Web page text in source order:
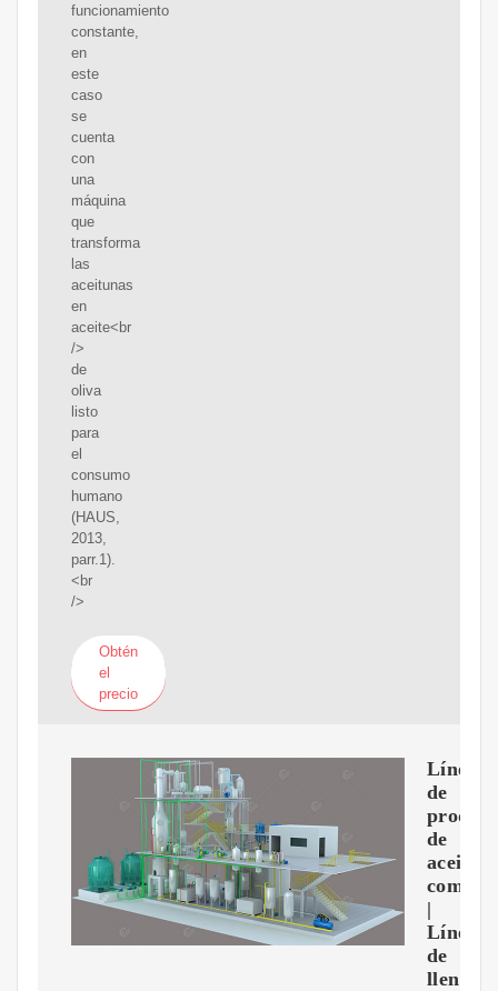
funcionamiento
constante,
en
este
caso
se
cuenta
con
una
máquina
que
transforma
las
aceitunas
en
aceite<br
/>
de
oliva
listo
para
el
consumo
humano
(HAUS,
2013,
parr.1).
<br
/>
Obtén
el
precio
Línea
de
de
aceite
|
Línea
de
llenado